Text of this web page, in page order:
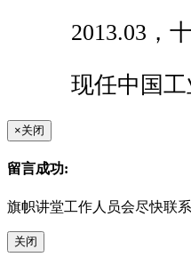
2013.03，
现任中国工
×关闭
留言成功:
旗帜讲堂工作人员会尽快联
关闭